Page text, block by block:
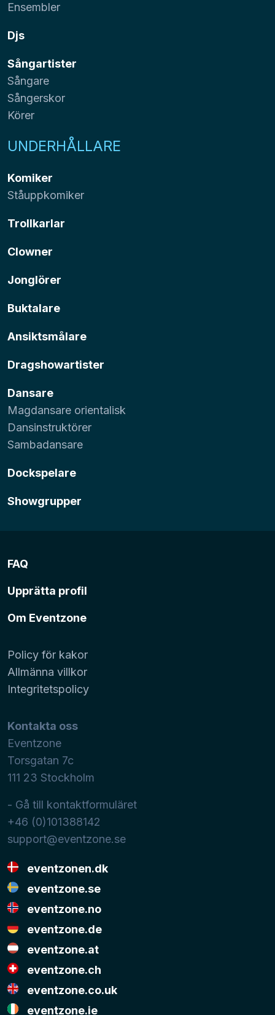
Ensembler
Djs
Sångartister
Sångare
Sångerskor
Körer
UNDERHÅLLARE
Komiker
Ståuppkomiker
Trollkarlar
Clowner
Jonglörer
Buktalare
Ansiktsmålare
Dragshowartister
Dansare
Magdansare orientalisk
Dansinstruktörer
Sambadansare
Dockspelare
Showgrupper
FAQ
Upprätta profil
Om Eventzone
Policy för kakor
Allmänna villkor
Integritetspolicy
Kontakta oss
Eventzone
Torsgatan 7c
111 23 Stockholm
- Gå till kontaktformuläret
+46 (0)101388142
support@eventzone.se
eventzonen.dk
eventzone.se
eventzone.no
eventzone.de
eventzone.at
eventzone.ch
eventzone.co.uk
eventzone.ie